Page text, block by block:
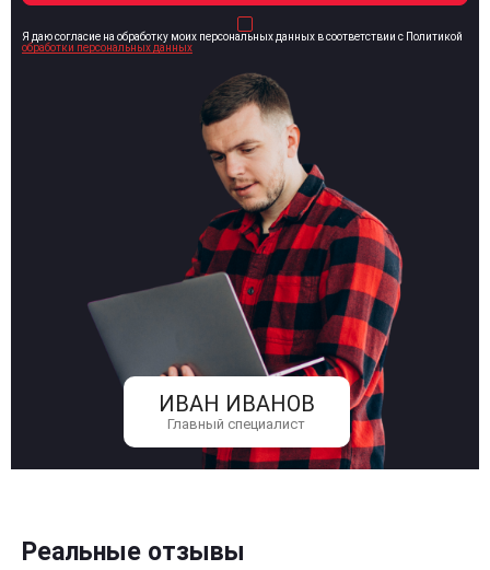
ИВАН ИВАНОВ
Главный специалист
Я даю согласие на обработку моих персональных данных в соответствии с Политикой
обработки персональных данных
Реальные отзывы